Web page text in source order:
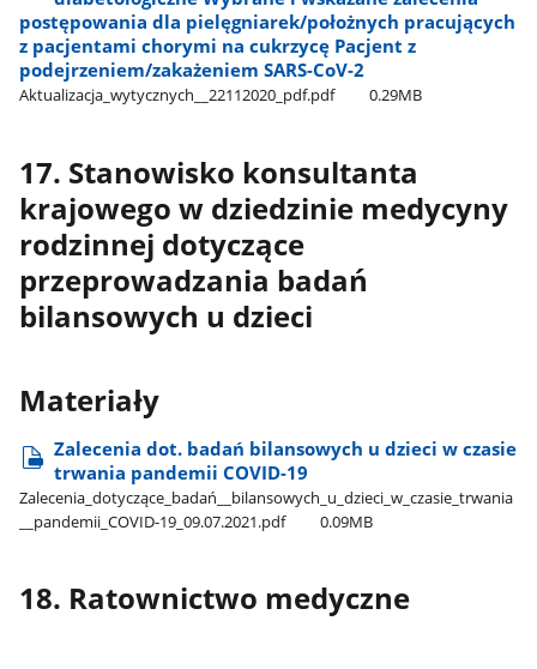
postępowania dla pielęgniarek/położnych pracujących
z pacjentami chorymi na cukrzycę Pacjent z
podejrzeniem/zakażeniem SARS-CoV-2
Aktualizacja​_wytycznych​_​_22112020​_pdf.pdf 0.29MB
17. Stanowisko konsultanta
krajowego w dziedzinie medycyny
rodzinnej dotyczące
przeprowadzania badań
bilansowych u dzieci
Materiały
Zalecenia dot. badań bilansowych u dzieci w czasie
trwania pandemii COVID-19
Zalecenia​_dotyczące​_badań​_​_bilansowych​_u​_dzieci​_w​_czasie​_trwania​
_​_pandemii​_COVID-19​_09.07.2021.pdf
0.09MB
18. Ratownictwo medyczne